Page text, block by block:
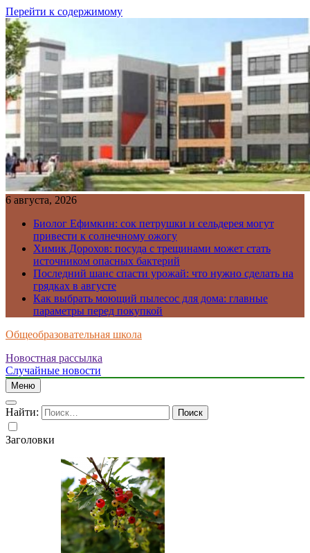
Перейти к содержимому
6 августа, 2026
Биолог Ефимкин: сок петрушки и сельдерея могут
привести к солнечному ожогу
Химик Дорохов: посуда с трещинами может стать
источником опасных бактерий
Последний шанс спасти урожай: что нужно сделать на
грядках в августе
Как выбрать моющий пылесос для дома: главные
параметры перед покупкой
Общеобразовательная школа
Новостная рассылка
Случайные новости
Меню
Найти:
Заголовки